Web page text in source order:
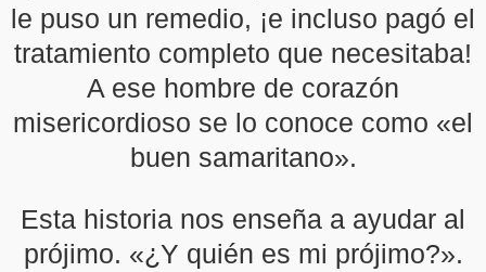
le puso un remedio, ¡e incluso pagó el
tratamiento completo que necesitaba!
A ese hombre de corazón
misericordioso se lo conoce como «el
buen samaritano».
Esta historia nos enseña a ayudar al
prójimo. «¿Y quién es mi prójimo?».